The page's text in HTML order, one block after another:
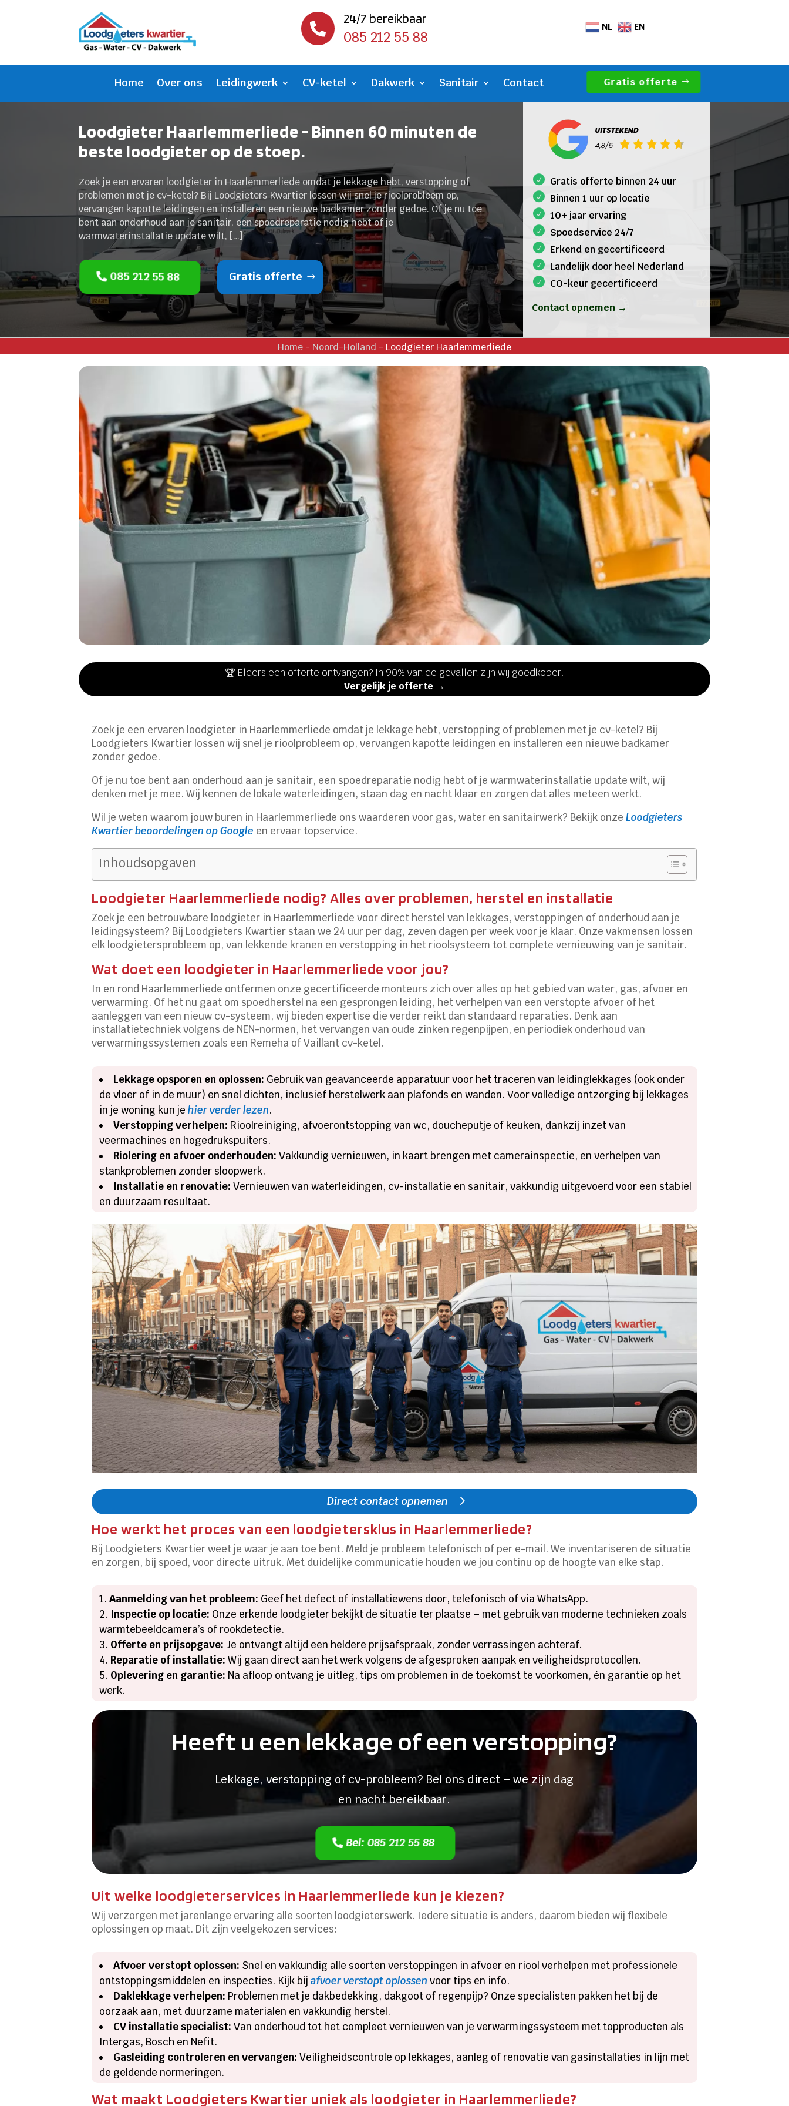

24/7 bereikbaar
085 212 55 88
NL EN
Home Over ons Leidingwerk CV-ketel Dakwerk Sanitair Contact Gratis offerte
Loodgieter Haarlemmerliede - Binnen 60 minuten de
beste loodgieter op de stoep.
Zoek je een ervaren loodgieter in Haarlemmerliede omdat je lekkage hebt, verstopping of
problemen met je cv-ketel? Bij Loodgieters Kwartier lossen wij snel je rioolprobleem op,
vervangen kapotte leidingen en installeren een nieuwe badkamer zonder gedoe.​ Of je nu toe
bent aan onderhoud aan je sanitair, een spoedreparatie nodig hebt of je
warmwaterinstallatie update wilt, […]
085 212 55 88 Gratis offerte
Gratis offerte binnen 24 uur
Binnen 1 uur op locatie
10+ jaar ervaring
Spoedservice 24/7
Erkend en gecertificeerd
Landelijk door heel Nederland
CO-keur gecertificeerd
Contact opnemen →
Home - Noord-Holland - Loodgieter Haarlemmerliede
🏆 Elders een offerte ontvangen? In 90% van de gevallen zijn wij goedkoper.
Vergelijk je offerte →
Zoek je een ervaren loodgieter in Haarlemmerliede omdat je lekkage hebt, verstopping of problemen met je cv-ketel? Bij
Loodgieters Kwartier lossen wij snel je rioolprobleem op, vervangen kapotte leidingen en installeren een nieuwe badkamer
zonder gedoe.​
Of je nu toe bent aan onderhoud aan je sanitair, een spoedreparatie nodig hebt of je warmwaterinstallatie update wilt, wij
denken met je mee.​ Wij kennen de lokale waterleidingen, staan dag en nacht klaar en zorgen dat alles meteen werkt.​
Wil je weten waarom jouw buren in Haarlemmerliede ons waarderen voor gas, water en sanitairwerk? Bekijk onzeLoodgieters
Kwartier beoordelingen op Google en ervaar topservice.​
Inhoudsopgaven
Loodgieter Haarlemmerliede nodig? Alles over problemen, herstel en installatie
Zoek je een betrouwbare loodgieter in Haarlemmerliede voor direct herstel van lekkages, verstoppingen of onderhoud aan je
leidingsysteem? Bij Loodgieters Kwartier staan we 24 uur per dag, zeven dagen per week voor je klaar.​ Onze vakmensen lossen
elk loodgietersprobleem op, van lekkende kranen en verstopping in het rioolsysteem tot complete vernieuwing van je sanitair.​
Wat doet een loodgieter in Haarlemmerliede voor jou?
In en rond Haarlemmerliede ontfermen onze gecertificeerde monteurs zich over alles op het gebied van water, gas, afvoer en
verwarming.​ Of het nu gaat om spoedherstel na een gesprongen leiding, het verhelpen van een verstopte afvoer of het
aanleggen van een nieuw cv-systeem, wij bieden expertise die verder reikt dan standaard reparaties.​ Denk aan
installatietechniek volgens de NEN-normen, het vervangen van oude zinken regenpijpen, en periodiek onderhoud van
verwarmingssystemen zoals een Remeha of Vaillant cv-ketel.​
Lekkage opsporen en oplossen: Gebruik van geavanceerde apparatuur voor het traceren van leidinglekkages (ook onder
de vloer of in de muur) en snel dichten, inclusief herstelwerk aan plafonds en wanden.​ Voor volledige ontzorging bij lekkages
in je woning kun jehier verder lezen.​
Verstopping verhelpen: Rioolreiniging, afvoerontstopping van wc, doucheputje of keuken, dankzij inzet van
veermachines en hogedrukspuiters.​
Riolering en afvoer onderhouden: Vakkundig vernieuwen, in kaart brengen met camerainspectie, en verhelpen van
stankproblemen zonder sloopwerk.​
Installatie en renovatie: Vernieuwen van waterleidingen, cv-installatie en sanitair, vakkundig uitgevoerd voor een stabiel
en duurzaam resultaat.​
Direct contact opnemen
Hoe werkt het proces van een loodgietersklus in Haarlemmerliede?
Bij Loodgieters Kwartier weet je waar je aan toe bent.​ Meld je probleem telefonisch of per e-mail.​ We inventariseren de situatie
en zorgen, bij spoed, voor directe uitruk.​ Met duidelijke communicatie houden we jou continu op de hoogte van elke stap.​
Aanmelding van het probleem: Geef het defect of installatiewens door, telefonisch of via WhatsApp.​
Inspectie op locatie: Onze erkende loodgieter bekijkt de situatie ter plaatse – met gebruik van moderne technieken zoals
warmtebeeldcamera’s of rookdetectie.​
Offerte en prijsopgave: Je ontvangt altijd een heldere prijsafspraak, zonder verrassingen achteraf.​
Reparatie of installatie: Wij gaan direct aan het werk volgens de afgesproken aanpak en veiligheidsprotocollen.​
Oplevering en garantie: Na afloop ontvang je uitleg, tips om problemen in de toekomst te voorkomen, én garantie op het
werk.​
Heeft u een lekkage of een verstopping?
Lekkage, verstopping of cv-probleem? Bel ons direct – we zijn dag
en nacht bereikbaar.
Bel: 085 212 55 88
Uit welke loodgieterservices in Haarlemmerliede kun je kiezen?
Wij verzorgen met jarenlange ervaring alle soorten loodgieterswerk.​ Iedere situatie is anders, daarom bieden wij flexibele
oplossingen op maat.​ Dit zijn veelgekozen services:
Afvoer verstopt oplossen: Snel en vakkundig alle soorten verstoppingen in afvoer en riool verhelpen met professionele
ontstoppingsmiddelen en inspecties.​ Kijk bijafvoer verstopt oplossen voor tips en info.​
Daklekkage verhelpen: Problemen met je dakbedekking, dakgoot of regenpijp? Onze specialisten pakken het bij de
oorzaak aan, met duurzame materialen en vakkundig herstel.​
CV installatie specialist: Van onderhoud tot het compleet vernieuwen van je verwarmingssysteem met topproducten als
Intergas, Bosch en Nefit.​
Gasleiding controleren en vervangen: Veiligheidscontrole op lekkages, aanleg of renovatie van gasinstallaties in lijn met
de geldende normeringen.​
Wat maakt Loodgieters Kwartier uniek als loodgieter in Haarlemmerliede?